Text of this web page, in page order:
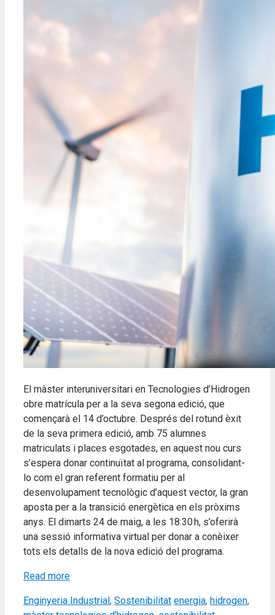
El màster interuniversitari en Tecnologies d’Hidrogen
obre matrícula per a la seva segona edició, que
començarà el 14 d’octubre. Després del rotund èxit
de la seva primera edició, amb 75 alumnes
matriculats i places esgotades, en aquest nou curs
s’espera donar continuïtat al programa, consolidant-
lo com el gran referent formatiu per al
desenvolupament tecnològic d’aquest vector, la gran
aposta per a la transició energètica en els pròxims
anys. El dimarts 24 de maig, a les 18:30 h, s’oferirà
una sessió informativa virtual per donar a conèixer
tots els detalls de la nova edició del programa.
Read more
Categories
Enginyeria Industrial , Sostenibilitat Tags
energia, hidrogen,